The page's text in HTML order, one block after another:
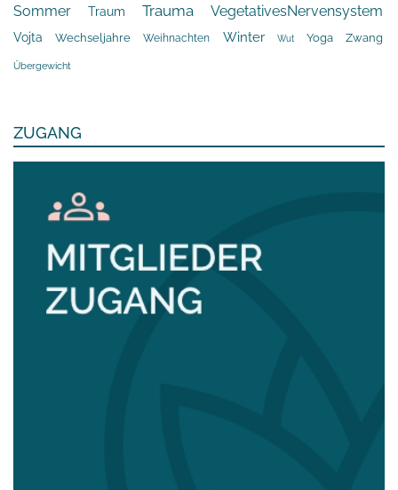
Sommer Traum Trauma VegetativesNervensystem
Vojta Wechseljahre Weihnachten Winter Wut Yoga Zwang
Übergewicht
ZUGANG